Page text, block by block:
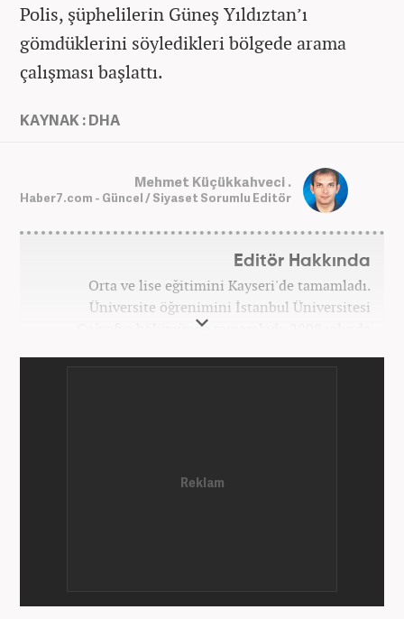
Polis, şüphelilerin Güneş Yıldıztan’ı
gömdüklerini söyledikleri bölgede arama
çalışması başlattı.
KAYNAK : DHA
Mehmet Küçükkahveci .
Haber7.com - Güncel / Siyaset Sorumlu Editör
Editör Hakkında
Orta ve lise eğitimini Kayseri'de tamamladı.
Üniversite öğrenimini İstanbul Üniversitesi
Coğrafya bölümünde tamamladı. 2008 yılında